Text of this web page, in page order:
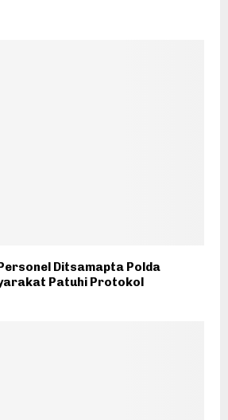
Ditsamapta Polda
Patuhi Protokol